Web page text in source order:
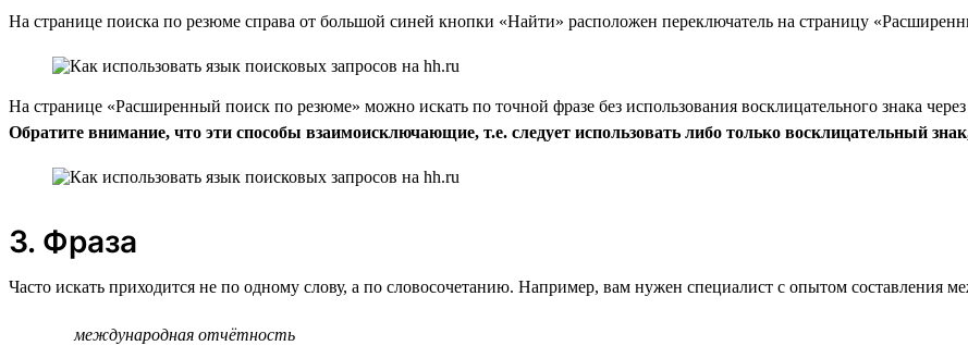
На странице поиска по резюме справа от большой синей кнопки «Найти» расположен переключатель на страницу
На странице «Расширенный поиск по резюме» можно искать по точной фразе без использования восклицательного знака
Обратите внимание, что эти способы взаимоисключающие, т.е. следует использовать либо только восклицательный
3. Фраза
Часто искать приходится не по одному слову, а по словосочетанию. Например, вам нужен специалист с опытом составления
международная отчётность